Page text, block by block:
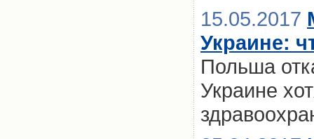
15.05.2017
Украине:
Польша
Украине